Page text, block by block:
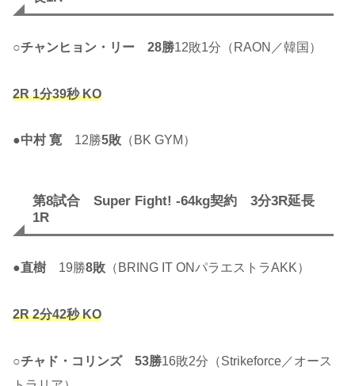
チャンヒョン・リー 28勝12敗1分（RAON／韓国）
2R 1分39秒 KO
中村 寛 12勝5敗 （BK GYM）
第8試合 Super Fight! -64kg契約 3分3R延長
1R
直樹 19勝8敗 （BRING IT ONパラエストラAKK）
2R 2分42秒 KO
チャド・コリンズ 53勝16敗2分（Strikeforce／オース
トラリア）